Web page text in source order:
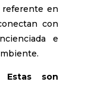
en
con
e
Estas son